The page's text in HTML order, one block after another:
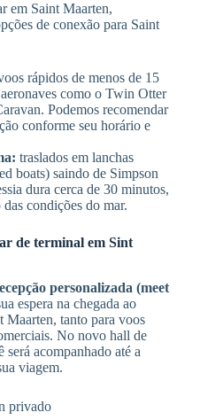
em Saint Maarten,
de conexão para Saint
rápidos de menos de 15
como o Twin Otter
Podemos recomendar
conforme seu horário e
traslados em lanchas
boats) saindo de Simpson
dura cerca de 30 minutos,
das condições do mar.
de terminal em Sint
personalizada (meet
espera na chegada ao
Maarten, tanto para voos
No novo hall de
será acompanhado até a
viagem.